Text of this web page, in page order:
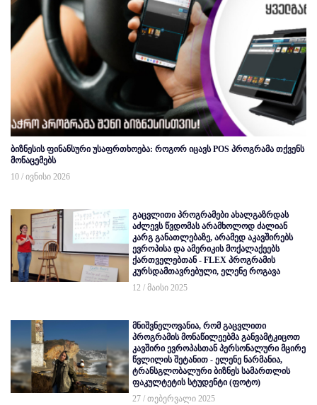
ბიზნესის ფინანსური უსაფრთხოება: როგორ იცავს POS პროგრამა თქვენს
მონაცემებს
10 / ივნისი 2026
გაცვლითი პროგრამები ახალგაზრდას
აძლევს წვდომას არამხოლოდ ძალიან
კარგ განათლებაზე, არამედ აკავშირებს
ევროპისა და ამერიკის მოქალაქეებს
ქართველებთან - FLEX პროგრამის
კურსდამთავრებული, ელენე როგავა
12 / მაისი 2025
მნიშვნელოვანია, რომ გაცვლითი
პროგრამის მონაწილეებმა განვამტკიცოთ
კავშირი ევროპასთან პერსონალური მცირე
წვლილის შეტანით - ელენე ნარმანია,
ტრანსგლობალური ბიზნეს სამართლის
ფაკულტეტის სტუდენტი (ფოტო)
27 / თებერვალი 2025